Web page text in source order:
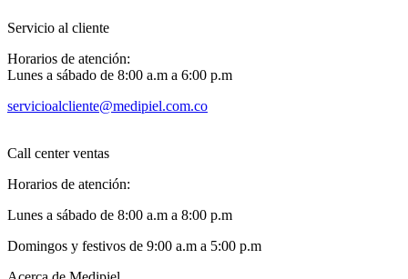
Servicio al cliente
Horarios de atención:
Lunes a sábado de 8:00 a.m a 6:00 p.m
servicioalcliente@medipiel.com.co
Call center ventas
Horarios de atención:
Lunes a sábado de 8:00 a.m a 8:00 p.m
Domingos y festivos de 9:00 a.m a 5:00 p.m